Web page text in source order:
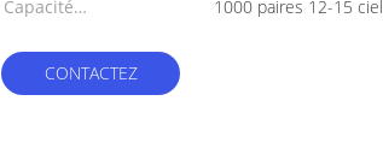
Capacité
1000 paires 12-15 ciel
CONTACTEZ